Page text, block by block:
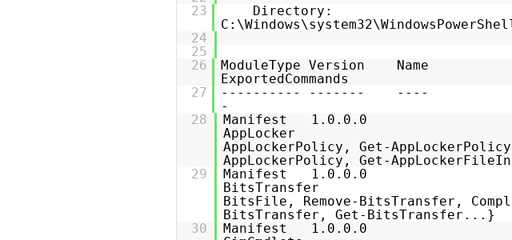
23
Directory:
24
25
26
ModuleType
27
---------- -------
28
Manifest 1.0.0.0
AppLocker
AppLockerPolicy, Get-
AppLockerPolicy, Get-
29
Manifest 1.0.0.0
BitsTransfer
BitsFile, Remove-BitsTransfer,
BitsTransfer, Get-
30
Manifest 1.0.0.0